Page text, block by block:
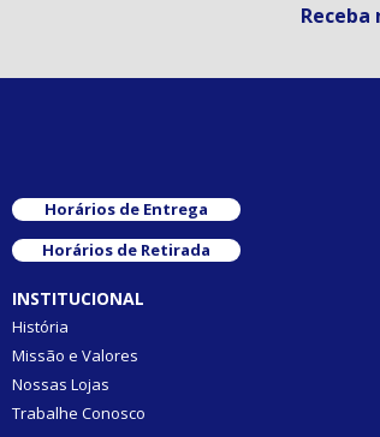
Horários de Entrega
Horários de Retirada
INSTITUCIONAL
História
Missão e Valores
Nossas Lojas
Trabalhe Conosco